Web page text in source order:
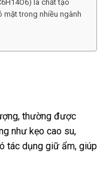
là chất tạo
mặt trong nhiều ngành
thường được
như kẹo cao su,
tác dụng giữ ẩm, giúp